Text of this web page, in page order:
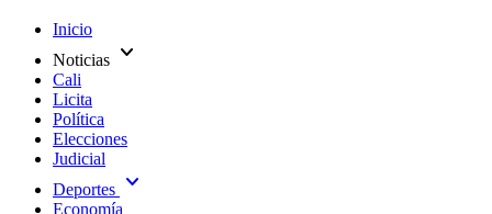
Inicio
Noticias expand_more
Cali
Licita
Política
Elecciones
Judicial
Deportes expand_more
Economía